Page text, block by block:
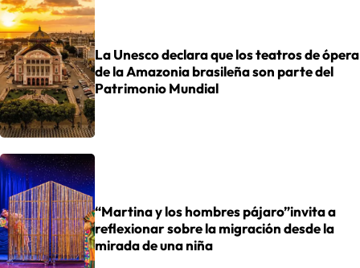
La Unesco declara que los teatros de ópera
de la Amazonia brasileña son parte del
Patrimonio Mundial
“Martina y los hombres pájaro”invita a
reflexionar sobre la migración desde la
mirada de una niña